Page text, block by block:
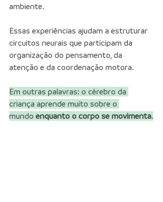
ambiente.
Essas experiências ajudam a estruturar
circuitos neurais que participam da
organização do pensamento, da
atenção e da coordenação motora.
Em outras palavras: o cérebro da
criança aprende muito sobre o
mundo enquanto o corpo se movimenta.